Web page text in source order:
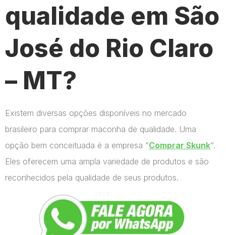
qualidade em São
José do Rio Claro
– MT?
Existem diversas opções disponíveis no mercado
brasileiro para comprar maconha de qualidade. Uma
opção bem conceituada é a empresa “Comprar Skunk“.
Eles oferecem uma ampla variedade de produtos e são
reconhecidos pela qualidade de seus produtos.